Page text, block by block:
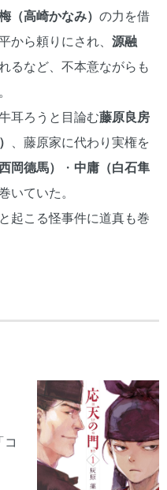
（高崎かなみ） の力を借
から頼りにされ、 源融
るなど、不本意ながらも
耳ろうと目論む藤原良房
、藤原家に代わり実権を
岡德馬） ・ 中庸（白石隼
いていた。
起こる怪事件に道真も巻